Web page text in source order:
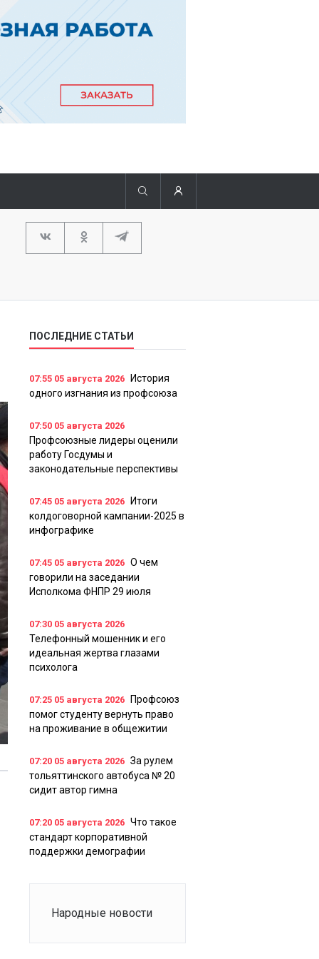
ПОСЛЕДНИЕ СТАТЬИ
07:55 05 августа 2026
История
одного изгнания из профсоюза
07:50 05 августа 2026
Профсоюзные лидеры оценили
работу Госдумы и
законодательные перспективы
07:45 05 августа 2026
Итоги
колдоговорной кампании-2025 в
инфографике
07:45 05 августа 2026 О чем
говорили на заседании
Исполкома ФНПР 29 июля
07:30 05 августа 2026
Телефонный мошенник и его
идеальная жертва глазами
психолога
07:25 05 августа 2026
Профсоюз
помог студенту вернуть право
на проживание в общежитии
07:20 05 августа 2026 За рулем
тольяттинского автобуса № 20
сидит автор гимна
07:20 05 августа 2026 Что такое
стандарт корпоративной
поддержки демографии
Народные новости